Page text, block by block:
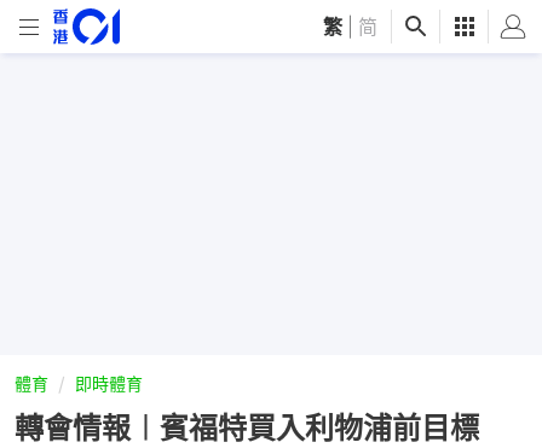
繁 简
體育 即時體育
轉會情報︱賓福特買入利物浦前目標